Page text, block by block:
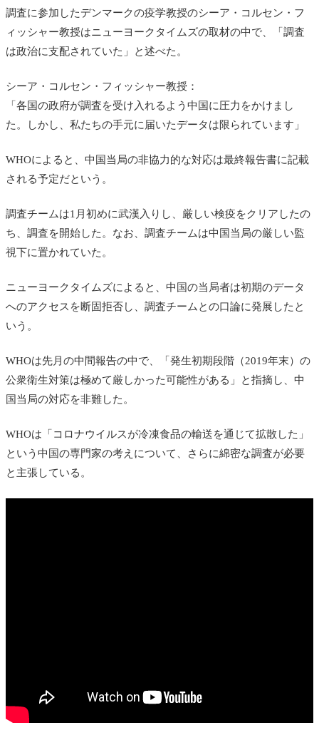
調査に参加したデンマークの疫学教授のシーア・コルセン・フ
ィッシャー教授はニューヨークタイムズの取材の中で、「調査
は政治に支配されていた」と述べた。
シーア・コルセン・フィッシャー教授：
「各国の政府が調査を受け入れるよう中国に圧力をかけまし
た。しかし、私たちの手元に届いたデータは限られています」
WHOによると、中国当局の非協力的な対応は最終報告書に記載
される予定だという。
調査チームは1月初めに武漢入りし、厳しい検疫をクリアしたの
ち、調査を開始した。なお、調査チームは中国当局の厳しい監
視下に置かれていた。
ニューヨークタイムズによると、中国の当局者は初期のデータ
へのアクセスを断固拒否し、調査チームとの口論に発展したと
いう。
WHOは先月の中間報告の中で、「発生初期段階（2019年末）の
公衆衛生対策は極めて厳しかった可能性がある」と指摘し、中
国当局の対応を非難した。
WHOは「コロナウイルスが冷凍食品の輸送を通じて拡散した」
という中国の専門家の考えについて、さらに綿密な調査が必要
と主張している。